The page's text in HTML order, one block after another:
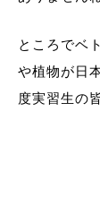
ところでベ
や植物が日
度実習生の